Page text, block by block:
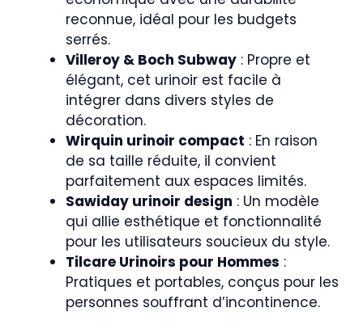
reconnue, idéal pour les budgets
serrés.
Villeroy & Boch Subway : Propre et
élégant, cet urinoir est facile à
intégrer dans divers styles de
décoration.
Wirquin urinoir compact : En raison
de sa taille réduite, il convient
parfaitement aux espaces limités.
Sawiday urinoir design : Un modèle
qui allie esthétique et fonctionnalité
pour les utilisateurs soucieux du style.
Tilcare Urinoirs pour Hommes :
Pratiques et portables, conçus pour les
personnes souffrant d’incontinence.